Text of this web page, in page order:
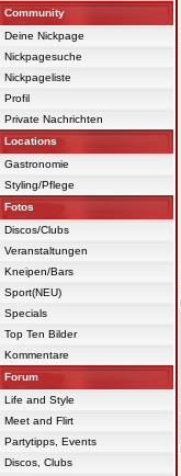
Community
Deine Nickpage
Nickpagesuche
Nickpageliste
Profil
Private Nachrichten
Locations
Gastronomie
Styling/Pflege
Fotos
Discos/Clubs
Veranstaltungen
Kneipen/Bars
Sport(NEU)
Specials
Top Ten Bilder
Kommentare
Forum
Life and Style
Meet and Flirt
Partytipps, Events
Discos, Clubs